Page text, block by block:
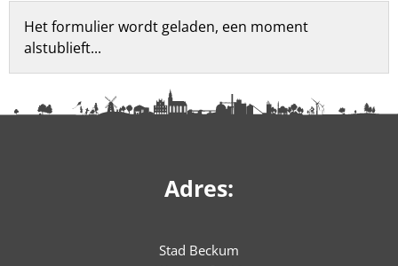
Feedbackformulier
Het formulier wordt geladen, een moment
alstublieft...
Adres:
Stad Beckum